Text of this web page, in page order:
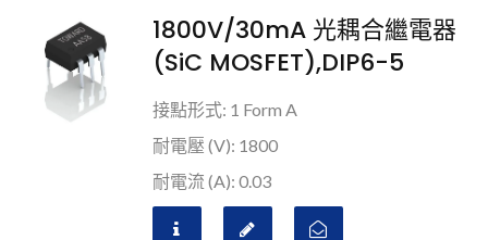
1800V/30mA 光耦合繼電器
(SiC MOSFET),DIP6-5
接點形式: 1 Form A
耐電壓 (V): 1800
耐電流 (A): 0.03